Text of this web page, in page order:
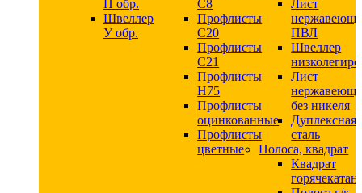
П обр.
Швеллер
У обр.
С8
Профлисты
С20
Профлисты
C21
Профлисты
Н75
Профлисты
оцинкованные
Профлисты
цветные
Лист
ПВЛ
Швеллер
Лист
без никеля
Дуплексная
сталь
Полоса, квадрат
Квадрат